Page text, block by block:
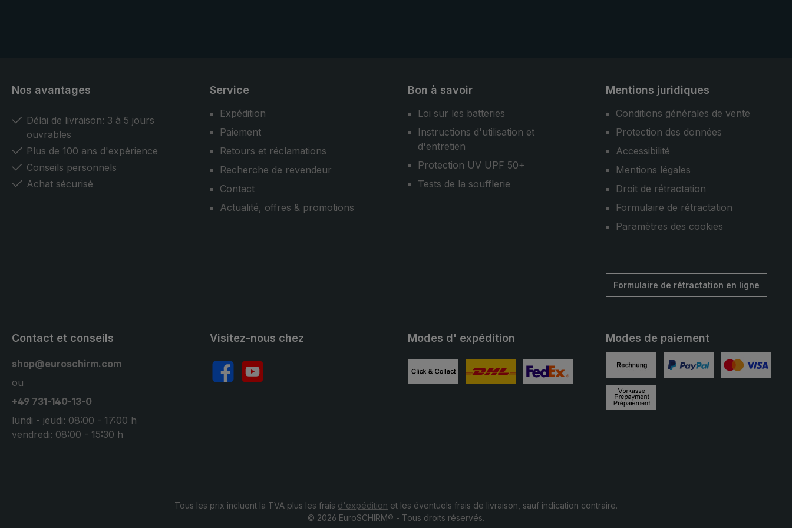
Nos avantages
Délai de livraison: 3 à 5 jours
ouvrables
Plus de 100 ans d'expérience
Conseils personnels
Achat sécurisé
Service
Expédition
Paiement
Retours et réclamations
Recherche de revendeur
Contact
Actualité, offres & promotions
Bon à savoir
Loi sur les batteries
Instructions d'utilisation et
d'entretien
Protection UV UPF 50+
Tests de la soufflerie
Mentions juridiques
Conditions générales de vente
Protection des données
Accessibilité
Mentions légales
Droit de rétractation
Formulaire de rétractation
Paramètres des cookies
Formulaire de rétractation en ligne
Visitez-nous chez
FacebookYouTube
Contact et conseils
shop@euroschirm.com
ou
+49 731-140-13-0
lundi - jeudi: 08:00 - 17:00 h
vendredi: 08:00 - 15:30 h
Modes d' expédition
Image personnalisée 3
Modes de paiement
Facture
Tous les prix incluent la TVA plus les frais d'expédition et les éventuels frais de livraison, sauf indication contraire.
© 2026 EuroSCHIRM® - Tous droits réservés.